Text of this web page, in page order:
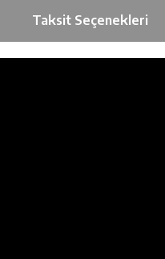
Taksit Seçenekleri